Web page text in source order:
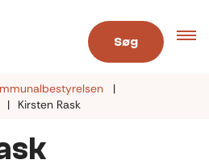
Søg
Kirsten Rask